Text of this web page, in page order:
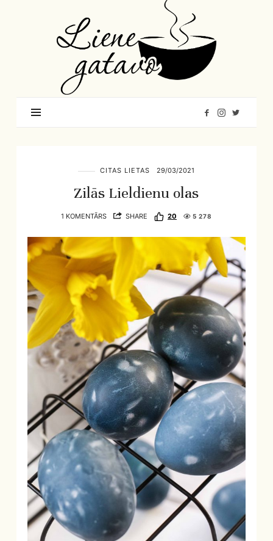
Gatavo
–
Mana
garšu
pasaule
CITAS LIETAS 29/03/2021
Zilās Lieldienu olas
1 KOMENTĀRS SHARE 20 5 278